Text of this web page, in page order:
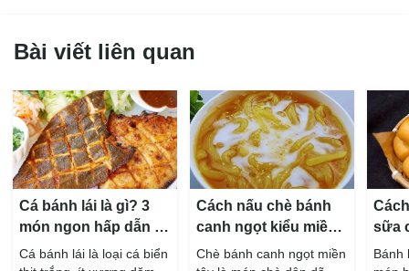
Bài viết liên quan
Cá bánh lái là gì? 3
món ngon hấp dẫn từ
cá bánh lái
Cá bánh lái là loại cá biển
Cách nấu chè bánh
canh ngọt kiểu miền
Tây ngon chuẩn vị
Chè bánh canh ngọt miền
sữa
hấp
Bánh